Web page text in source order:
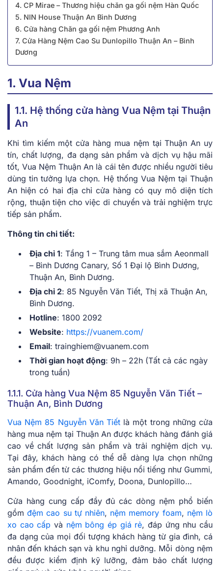
4. CP Mirae – Thương hiệu chăn ga gối nệm Hàn Quốc
5. NIN House Thuận An Bình Dương
6. Cửa hàng Chăn ga gối nệm Phương Anh
7. Cửa Hàng Nệm Cao Su Dunlopillo Thuận An – Bình
Dương
1. Vua Nệm
1.1. Hệ thống cửa hàng Vua Nệm tại Thuận
An
Khi tìm kiếm một cửa hàng mua nệm tại Thuận An uy
tín, chất lượng, đa dạng sản phẩm và dịch vụ hậu mãi
tốt, Vua Nệm Thuận An là cái tên được nhiều người tiêu
dùng tin tưởng lựa chọn. Hệ thống Vua Nệm tại Thuận
An hiện có hai địa chỉ cửa hàng có quy mô diện tích
rộng, thuận tiện cho việc di chuyển và trải nghiệm trực
tiếp sản phẩm.
Thông tin chi tiết:
Địa chỉ 1: Tầng 1 – Trung tâm mua sắm Aeonmall
– Bình Dương Canary, Số 1 Đại lộ Bình Dương,
Thuận An, Bình Dương.
Địa chỉ 2: 85 Nguyễn Văn Tiết, Thị xã Thuận An,
Bình Dương.
Hotline: 1800 2092
Website: https://vuanem.com/
Email: trainghiem@vuanem.com
Thời gian hoạt động: 9h – 22h (Tất cả các ngày
trong tuần)
1.1.1. Cửa hàng Vua Nệm 85 Nguyễn Văn Tiết –
Thuận An, Bình Dương
Vua Nệm 85 Nguyễn Văn Tiết là một trong những cửa
hàng mua nệm tại Thuận An được khách hàng đánh giá
cao về chất lượng sản phẩm và trải nghiệm dịch vụ.
Tại đây, khách hàng có thể dễ dàng lựa chọn những
sản phẩm đến từ các thương hiệu nổi tiếng như Gummi,
Amando, Goodnight, iComfy, Doona, Dunlopillo…
Cửa hàng cung cấp đầy đủ các dòng nệm phổ biến
gồmđệm cao su tự nhiên, nệm memory foam, nệm lò
xo cao cấp và nệm bông ép giá rẻ, đáp ứng nhu cầu
đa dạng của mọi đối tượng khách hàng từ gia đình, cá
nhân đến khách sạn và khu nghỉ dưỡng. Mỗi dòng nệm
đều được kiểm định kỹ lưỡng, đảm bảo chất lượng